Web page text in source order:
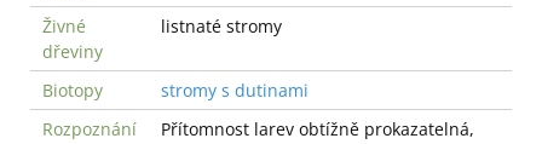
Živné
dřeviny
listnaté stromy
Biotopy
stromy s dutinami
Rozpoznání
Přítomnost larev obtížně prokazatelná,